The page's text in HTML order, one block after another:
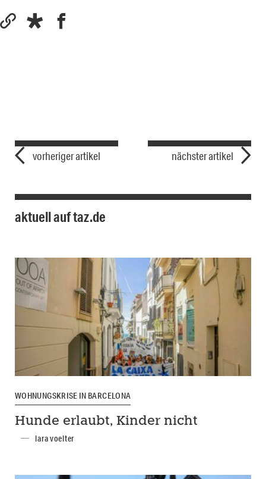
vorheriger artikel nächster artikel
aktuell auf taz.de
WOHNUNGSKRISE IN BARCELONA
Hunde erlaubt, Kinder nicht
lara voelter